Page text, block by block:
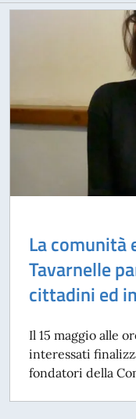
La comunità
Tavarnelle
cittadini ed
Il 15 maggio alle
interessati
fondatori della